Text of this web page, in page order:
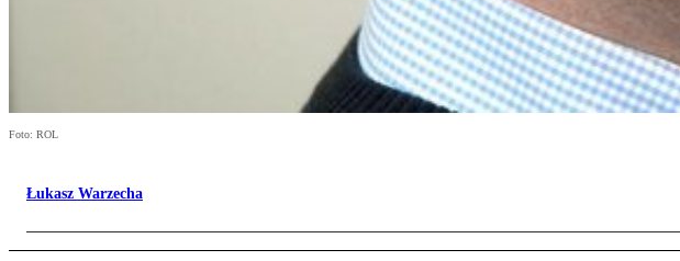
Foto: ROL
Łukasz Warzecha